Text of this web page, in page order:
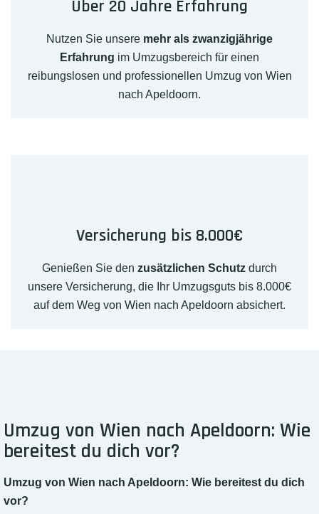
Über 20 Jahre Erfahrung
Nutzen Sie unsere mehr als zwanzigjährige
Erfahrung im Umzugsbereich für einen
reibungslosen und professionellen Umzug von Wien
nach Apeldoorn.
Versicherung bis 8.000€
Genießen Sie den zusätzlichen Schutz durch
unsere Versicherung, die Ihr Umzugsguts bis 8.000€
auf dem Weg von Wien nach Apeldoorn absichert.
Umzug von Wien nach Apeldoorn: Wie
bereitest du dich vor?
Umzug von Wien nach Apeldoorn: Wie bereitest du dich
vor?